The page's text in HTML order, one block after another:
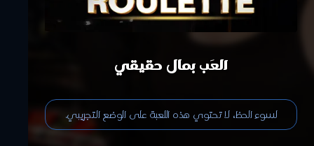
العَب بمال حقيقي
لسوء الحظ، لا تحتوي هذه اللعبة على الوضع التجريبي.